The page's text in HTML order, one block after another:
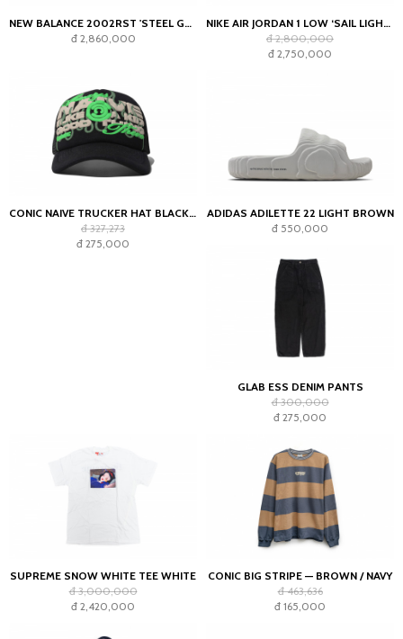
NEW BALANCE 2002RST 'STEEL GREY'
đ 2,860,000
NIKE AIR JORDAN 1 LOW ‘SAIL LIGHT SMOKE GREY’
đ 2,800,000
đ 2,750,000
CONIC NAIVE TRUCKER HAT BLACK GREEN
đ 327,273
đ 275,000
ADIDAS ADILETTE 22 LIGHT BROWN
đ 550,000
GLAB ESS DENIM PANTS
đ 300,000
đ 275,000
SUPREME SNOW WHITE TEE WHITE
đ 3,000,000
đ 2,420,000
CONIC BIG STRIPE — BROWN / NAVY
đ 463,636
đ 165,000